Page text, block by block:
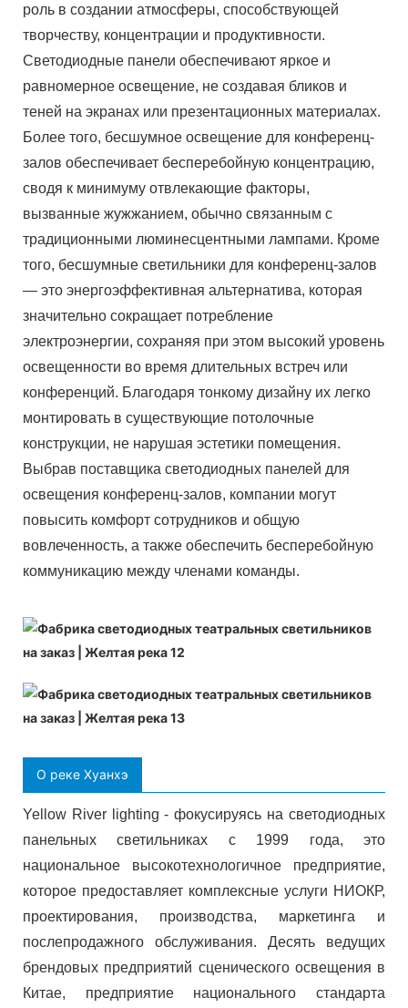
роль в создании атмосферы, способствующей
творчеству, концентрации и продуктивности.
Светодиодные панели обеспечивают яркое и
равномерное освещение, не создавая бликов и
теней на экранах или презентационных материалах.
Более того, бесшумное освещение для конференц-
залов обеспечивает бесперебойную концентрацию,
сводя к минимуму отвлекающие факторы,
вызванные жужжанием, обычно связанным с
традиционными люминесцентными лампами. Кроме
того, бесшумные светильники для конференц-залов
— это энергоэффективная альтернатива, которая
значительно сокращает потребление
электроэнергии, сохраняя при этом высокий уровень
освещенности во время длительных встреч или
конференций. Благодаря тонкому дизайну их легко
монтировать в существующие потолочные
конструкции, не нарушая эстетики помещения.
Выбрав поставщика светодиодных панелей для
освещения конференц-залов, компании могут
повысить комфорт сотрудников и общую
вовлеченность, а также обеспечить бесперебойную
коммуникацию между членами команды.
О реке Хуанхэ
Yellow River lighting - фокусируясь на светодиодных
панельных светильниках с 1999 года, это
национальное высокотехнологичное предприятие,
которое предоставляет комплексные услуги НИОКР,
проектирования, производства, маркетинга и
послепродажного обслуживания. Десять ведущих
брендовых предприятий сценического освещения в
Китае, предприятие национального стандарта